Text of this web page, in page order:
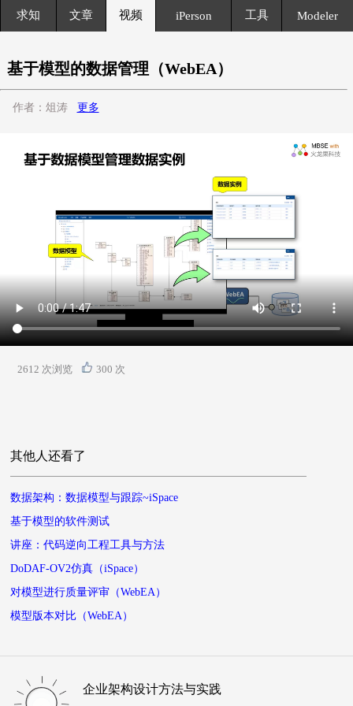
求知 文章 视频 iPerson 工具 Modeler
基于模型的数据管理（WebEA）
作者：俎涛 更多
2612 次浏览 300 次
其他人还看了
数据架构：数据模型与跟踪~iSpace
基于模型的软件测试
讲座：代码逆向工程工具与方法
DoDAF-OV2仿真（iSpace）
对模型进行质量评审（WebEA）
模型版本对比（WebEA）